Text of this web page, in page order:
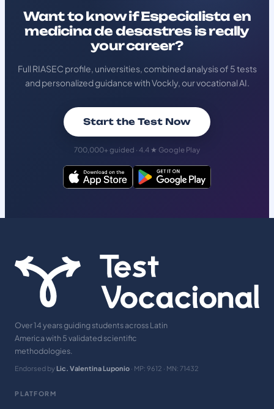
Want to know if Especialista en
medicina de desastres is really
your career?
Full RIASEC profile, universities, combined analysis of 5 tests
and personalized guidance with Vockly, our vocational AI.
Start the Test Now
700,000+ guided · 4.4 ★ Google Play
Over 14 years guiding students across Latin
America with 5 validated scientific
methodologies.
Endorsed by Lic. Valentina Luponio · MP: 9612 · MN: 71432
PLATFORM